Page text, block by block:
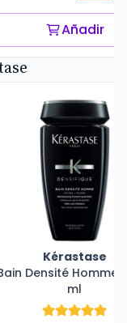
Añadir
Kérastase
Densité Homme
ml